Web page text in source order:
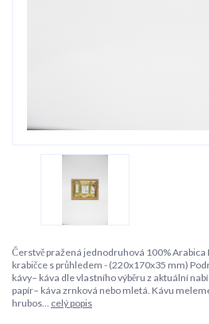
Čerstvě pražená jednodruhová 100% Arabica
krabičce s průhledem - (220x170x35 mm)
kávy– káva dle vlastního výběru z aktuální
papír– káva zrnková nebo mletá. Kávu
hrubos... celý popis